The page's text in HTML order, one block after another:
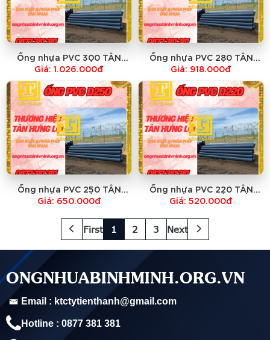
Ống nhựa PVC 300 TÂN
HƯNG LỢI-GIÁ RẺ NHẤT
Giá: 1.026.000đ
Ống nhựa PVC 280 TÂN
HƯNG LỢI-GIÁ RẺ NHẤT
Giá: 918.000đ
Ống nhựa PVC 250 TÂN
HƯNG LỢI-GIÁ RẺ NHẤT
Giá: 650.000đ
Ống nhựa PVC 220 TÂN
HƯNG LỢI-GIÁ RẺ NHẤT
Giá: 520.000đ
First 1 2 3 Next
ONGNHUABINHMINH.ORG.VN
Email : ktctytienthanh@gmail.com
Hotline : 0877 381 381